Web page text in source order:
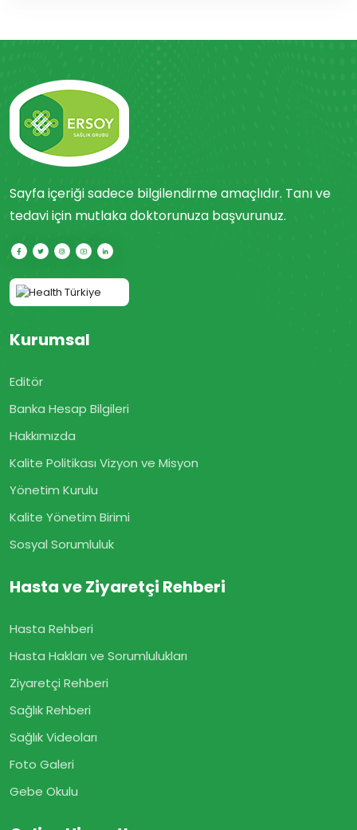
Sayfa içeriği sadece bilgilendirme amaçlıdır. Tanı ve
tedavi için mutlaka doktorunuza başvurunuz.
Kurumsal
Editör
Banka Hesap Bilgileri
Hakkımızda
Kalite Politikası Vizyon ve Misyon
Yönetim Kurulu
Kalite Yönetim Birimi
Sosyal Sorumluluk
Hasta ve Ziyaretçi Rehberi
Hasta Rehberi
Hasta Hakları ve Sorumlulukları
Ziyaretçi Rehberi
Sağlık Rehberi
Sağlık Videoları
Foto Galeri
Gebe Okulu